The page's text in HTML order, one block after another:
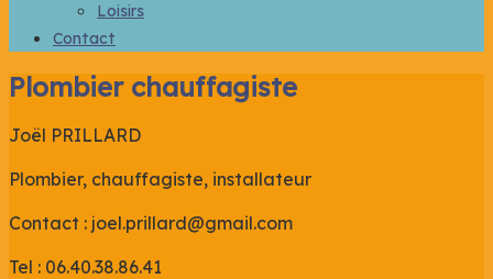
Loisirs
Contact
THOARD
Site officiel de la commune
Plombier chauffagiste
Joël PRILLARD
Plombier, chauffagiste, installateur
Contact : joel.prillard@gmail.com
Tel : 06.40.38.86.41